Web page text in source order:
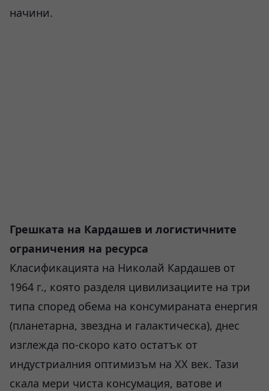
начини.
Грешката на Кардашев и логистичните
ограничения на ресурса
Класификацията на Николай Кардашев от
1964 г., която разделя цивилизациите на три
типа според обема на консумираната енергия
(планетарна, звездна и галактическа), днес
изглежда по-скоро като остатък от
индустриалния оптимизъм на ХХ век. Тази
скала мери чиста консумация, ватове и